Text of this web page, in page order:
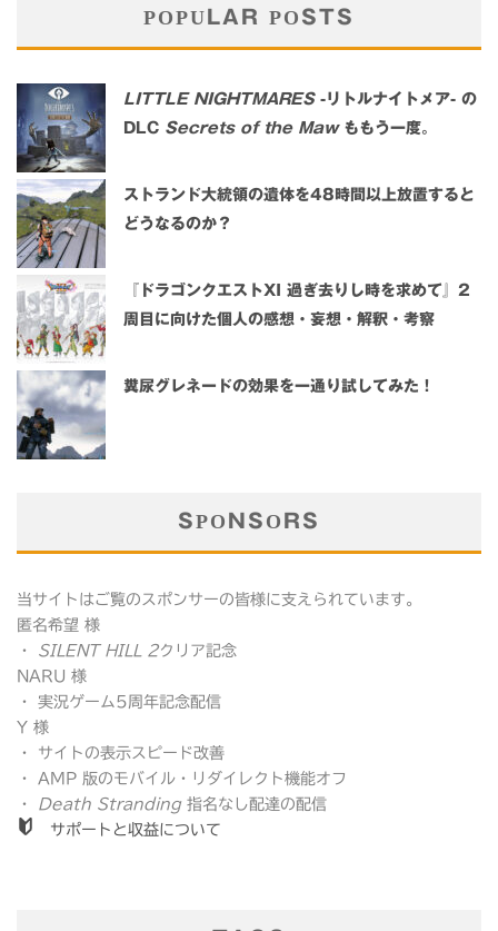
POPULAR POSTS
LITTLE NIGHTMARES-リトルナイトメア- の
DLC Secrets of the Mawももう一度。
ストランド大統領の遺体を48時間以上放置すると
どうなるのか？
『ドラゴンクエストXI 過ぎ去りし時を求めて』2
周目に向けた個人の感想・妄想・解釈・考察
糞尿グレネードの効果を一通り試してみた！
SPONSORS
当サイトはご覧のスポンサーの皆様に支えられています。
匿名希望 様
・ SILENT HILL 2クリア記念
NARU 様
・ 実況ゲーム5周年記念配信
Y 様
・ サイトの表示スピード改善
・ AMP 版のモバイル・リダイレクト機能オフ
・ Death Stranding指名なし配達の配信
サポートと収益について